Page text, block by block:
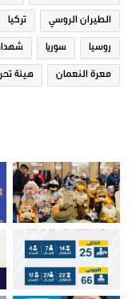
الطيران الروسي تركيا
روسيا سوريا
معرة النعمان هيئة